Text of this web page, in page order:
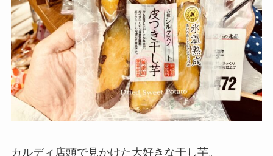
カルディ店頭で見かけた大好きな干し芋。